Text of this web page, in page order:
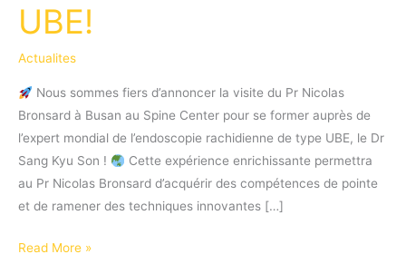
UBE!
Actualites
Nous sommes fiers d’annoncer la visite du Pr Nicolas
Bronsard à Busan au Spine Center pour se former auprès de
l’expert mondial de l’endoscopie rachidienne de type UBE, le Dr
Sang Kyu Son !
Cette expérience enrichissante permettra
au Pr Nicolas Bronsard d’acquérir des compétences de pointe
et de ramener des techniques innovantes […]
Le
Read More »